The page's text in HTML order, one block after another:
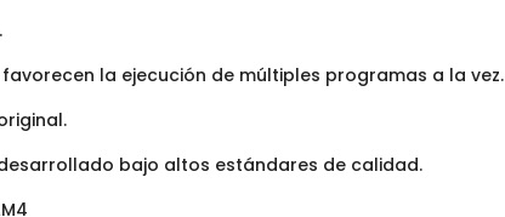
la ejecución de múltiples programas a la vez.
bajo altos estándares de calidad.